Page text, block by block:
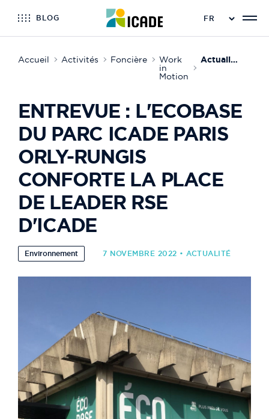
BLOG
Accueil Activités Foncière Work
in
Motion
Actualité de Work in Motion
ENTREVUE : L'ECOBASE
DU PARC ICADE PARIS
ORLY-RUNGIS
CONFORTE LA PLACE
DE LEADER RSE
D'ICADE
Environnement 7 NOVEMBRE 2022 • ACTUALITÉ